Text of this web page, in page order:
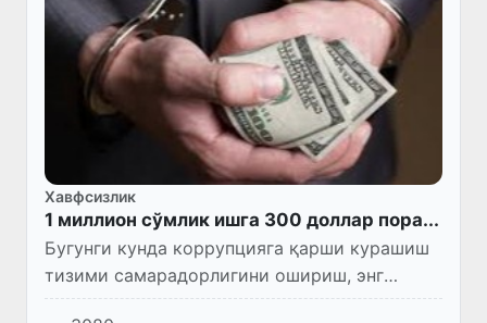
Хавфсизлик
1 миллион сўмлик ишга 300 доллар пора...
Бугунги кунда коррупцияга қарши курашиш
тизими самарадорлигини ошириш, энг
юқори даражадаги қулай ишбилармонлик